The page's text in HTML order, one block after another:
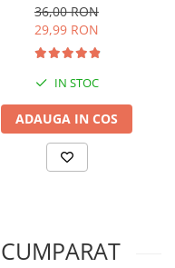
36,00 RON
29,99 RON
IN STOC
ADAUGA IN COS